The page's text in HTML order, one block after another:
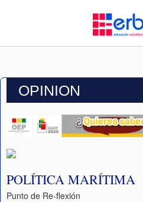
OPINION
POLÍTICA MARÍTIMA
Punto de Re-flexión